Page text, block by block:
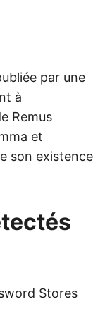
par une
à
Remus
et
son existence
Stores